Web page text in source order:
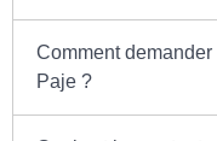
Comment
Paje ?